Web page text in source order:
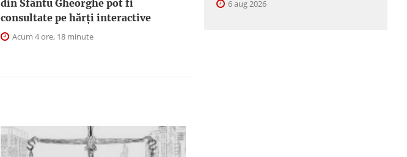
din Sfântu Gheorghe pot fi
consultate pe hărți interactive
Acum 4 ore, 18 minute
6 aug 2026